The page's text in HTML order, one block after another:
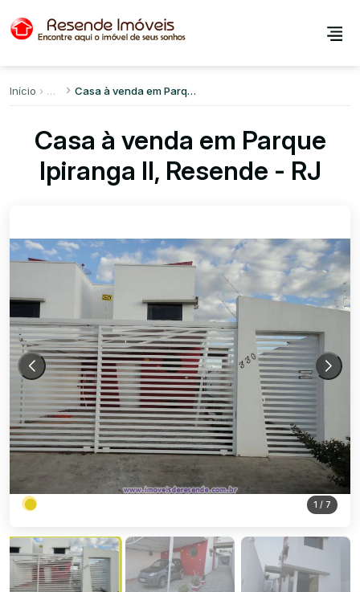
Início Casa à venda em Parque Ipiranga II
Casa à venda em Parque
Ipiranga II, Resende - RJ
1 / 7